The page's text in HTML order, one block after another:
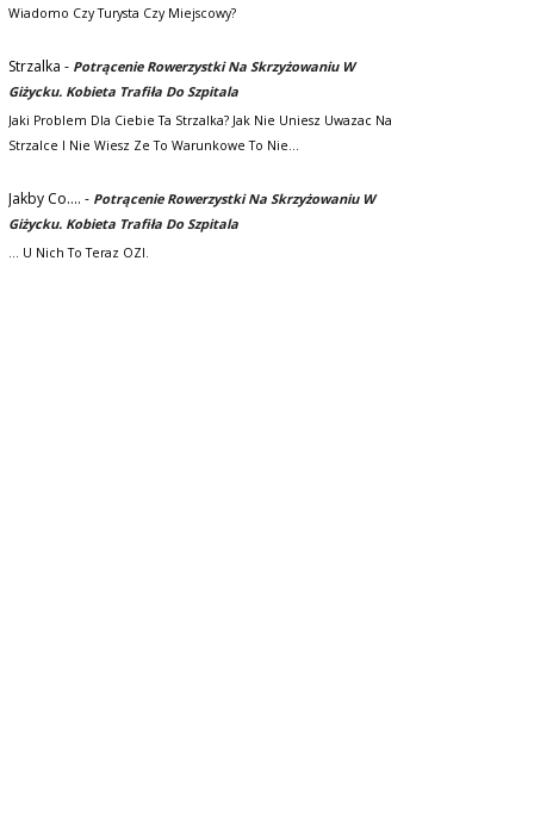
Wiadomo Czy Turysta Czy Miejscowy?
Strzalka - Potrącenie Rowerzystki Na Skrzyżowaniu W
Giżycku. Kobieta Trafiła Do Szpitala
Jaki Problem Dla Ciebie Ta Strzalka? Jak Nie Uniesz Uwazac Na
Strzalce I Nie Wiesz Ze To Warunkowe To Nie…
Jakby Co.... - Potrącenie Rowerzystki Na Skrzyżowaniu W
Giżycku. Kobieta Trafiła Do Szpitala
... U Nich To Teraz OZI.